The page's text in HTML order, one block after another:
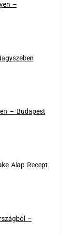
–
– Budapest
Alap Recept
–